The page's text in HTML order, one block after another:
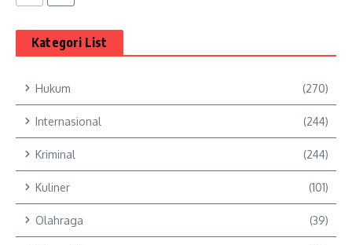
Kategori List
Hukum (270)
Internasional (244)
Kriminal (244)
Kuliner (101)
Olahraga (39)